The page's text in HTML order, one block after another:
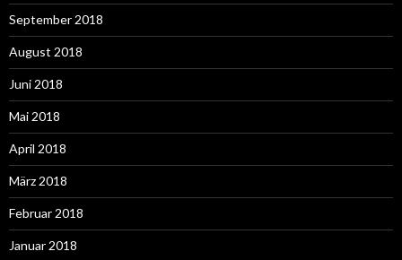
September 2018
August 2018
Juni 2018
Mai 2018
April 2018
März 2018
Februar 2018
Januar 2018